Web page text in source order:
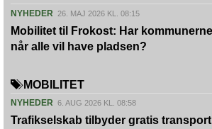
NYHEDER 26. MAJ 2026 KL. 08:15
Mobilitet til Frokost: Har
når alle vil have pladsen?
MOBILITET
NYHEDER 6. AUG 2026 KL. 08:58
Trafikselskab tilbyder gratis